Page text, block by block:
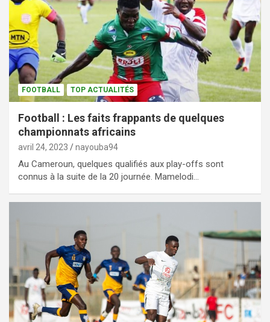
FOOTBALL TOP ACTUALITÉS
Football : Les faits frappants de quelques
championnats africains
avril 24, 2023 nayouba94
Au Cameroun, quelques qualifiés aux play-offs sont
connus à la suite de la 20 journée. Mamelodi…